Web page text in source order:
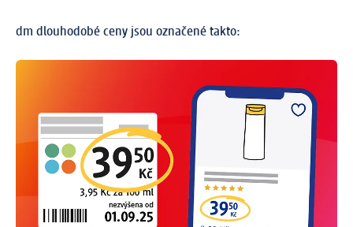
dm dlouhodobé ceny jsou označené takto: